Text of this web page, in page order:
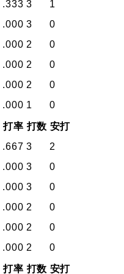
.333 3
1
.000 3
0
.000 2
0
.000 2
0
.000 2
0
.000 1 0
打率 打数 安打
.667 3
2
.000 3
0
.000 3
0
.000 2
0
.000 2
0
.000 2 0
打率 打数 安打